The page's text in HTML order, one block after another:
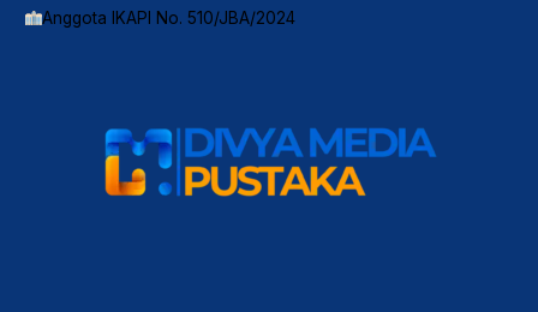
Anggota IKAPI No. 510/JBA/2024